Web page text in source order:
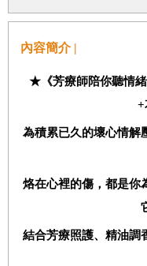
內容簡介 |
★ 《芳療師陪你聽情
+
為積累已久的壞心情解
烙在心裡的傷，都是你
結合芳療照護、精油調